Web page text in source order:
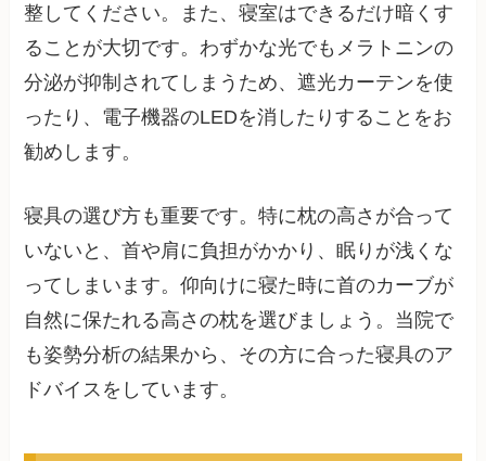
整してください。また、寝室はできるだけ暗くす
ることが大切です。わずかな光でもメラトニンの
分泌が抑制されてしまうため、遮光カーテンを使
ったり、電子機器のLEDを消したりすることをお
勧めします。
寝具の選び方も重要です。特に枕の高さが合って
いないと、首や肩に負担がかかり、眠りが浅くな
ってしまいます。仰向けに寝た時に首のカーブが
自然に保たれる高さの枕を選びましょう。当院で
も姿勢分析の結果から、その方に合った寝具のア
ドバイスをしています。